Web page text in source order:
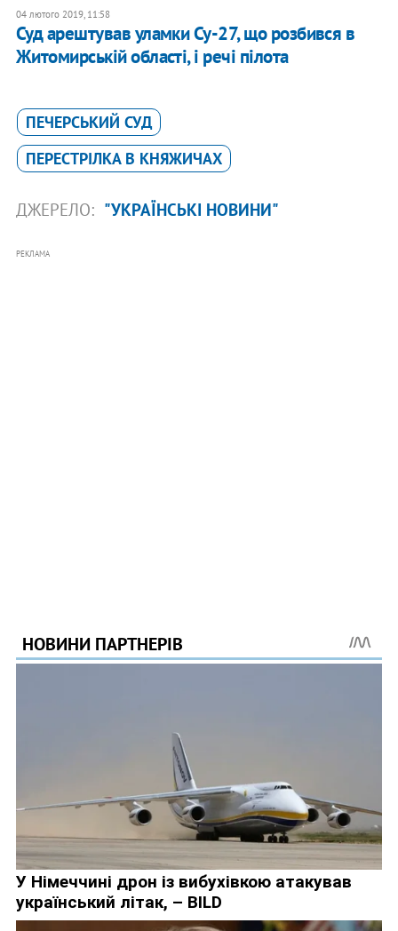
04 лютого 2019, 11:58
Суд арештував уламки Су-27, що розбився в
Житомирській області, і речі пілота
ПЕЧЕРСЬКИЙ СУД
ПЕРЕСТРІЛКА В КНЯЖИЧАХ
ДЖЕРЕЛО: "УКРАЇНСЬКІ НОВИНИ"
РЕКЛАМА